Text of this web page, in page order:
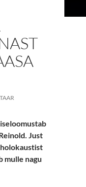
Just
mulle nagu